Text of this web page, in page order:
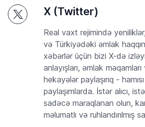
X (Twitter)
Real vaxt rejimində
və Türkiyədəki əmlak
xəbərlər üçün bizi X-də
anlayışları, əmlak
hekayələr paylaşırıq -
paylaşımlarda. İstər alıcı,
sadəcə maraqlanan olun,
məlumatlı və ruhlandırılmış